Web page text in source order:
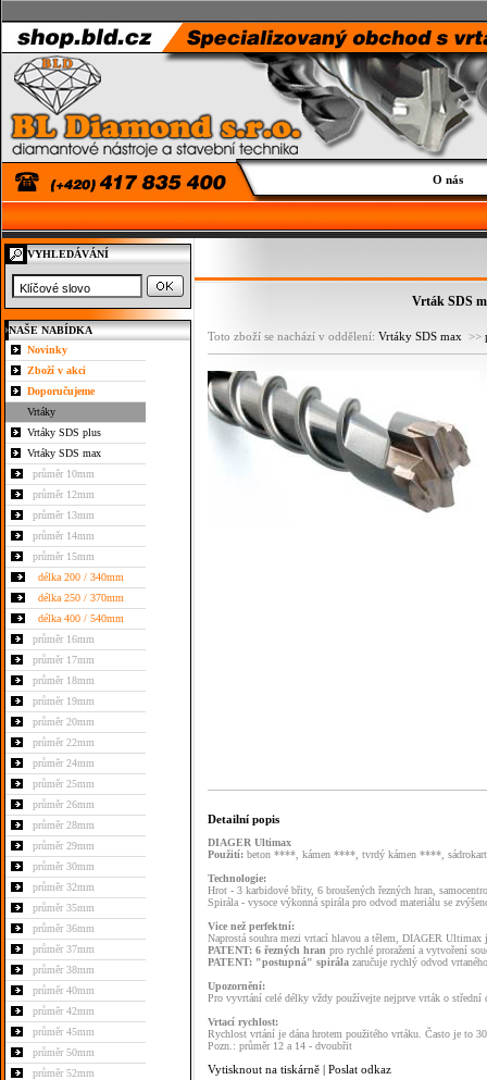
O nás
VYHLEDÁVÁNÍ
NAŠE NABÍDKA
Novinky
Zboží v akci
Doporučujeme
Vrtáky
Vrtáky SDS plus
Vrtáky SDS max
průměr 10mm
průměr 12mm
průměr 13mm
průměr 14mm
průměr 15mm
délka 200 / 340mm
délka 250 / 370mm
délka 400 / 540mm
průměr 16mm
průměr 17mm
průměr 18mm
průměr 19mm
průměr 20mm
průměr 22mm
průměr 24mm
průměr 25mm
průměr 26mm
průměr 28mm
průměr 29mm
průměr 30mm
průměr 32mm
průměr 35mm
průměr 36mm
průměr 37mm
průměr 38mm
průměr 40mm
průměr 42mm
průměr 45mm
průměr 50mm
průměr 52mm
Vrták SDS
Toto zboží se nachází v oddělení: Vrtáky SDS max >>
Detailní popis
DIAGER Ultimax
Použití: beton ****, kámen ****, tvrdý kámen ****,
Technologie:
Hrot - 3 karbidové břity, 6 broušených řezných hran,
Spirála - vysoce výkonná spirála pro odvod materiálu se
Vice než perfektní:
Naprostá souhra mezi vrtací hlavou a tělem, DIAGER Ultimax
PATENT: 6 řezných hran pro rychlé proražení a vytvoření
PATENT: "postupná" spirála zaručuje rychlý odvod
Upozornění:
Pro vyvrtání celé délky vždy používejte nejprve vrták o střední
Vrtací rychlost:
Rychlost vrtání je dána hrotem použitého vrtáku. Často je to
Pozn.: průměr 12 a 14 - dvoubřit
Vytisknout na tiskárně | Poslat odkaz